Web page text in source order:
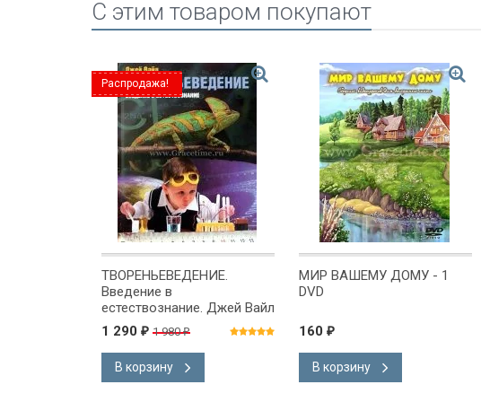
C этим товаром покупают
Распродажа!
ТВОРЕНЬЕВЕДЕНИЕ.
Введение в
естествознание. Джей Вайл
1 290 ₽ 1 980₽
В корзину
МИР ВАШЕМУ ДОМУ - 1
DVD
160 ₽
В корзину